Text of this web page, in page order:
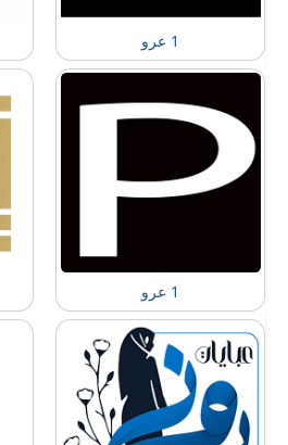
1 عرو
1 عرو